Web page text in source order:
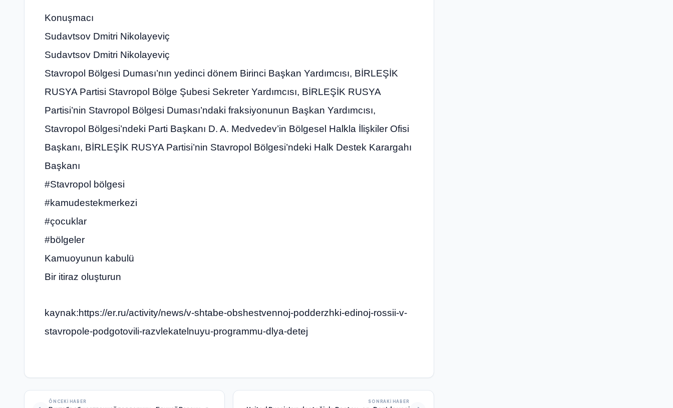
Konuşmacı
Sudavtsov Dmitri Nikolayeviç
Sudavtsov Dmitri Nikolayeviç
Stavropol Bölgesi Duması’nın yedinci dönem Birinci Başkan Yardımcısı, BİRLEŞİK
RUSYA Partisi Stavropol Bölge Şubesi Sekreter Yardımcısı, BİRLEŞİK RUSYA
Partisi’nin Stavropol Bölgesi Duması’ndaki fraksiyonunun Başkan Yardımcısı,
Stavropol Bölgesi’ndeki Parti Başkanı D. A. Medvedev’in Bölgesel Halkla İlişkiler Ofisi
Başkanı, BİRLEŞİK RUSYA Partisi’nin Stavropol Bölgesi’ndeki Halk Destek Karargahı
Başkanı
#Stavropol bölgesi
#kamudestekmerkezi
#çocuklar
#bölgeler
Kamuoyunun kabulü
Bir itiraz oluşturun
kaynak:https://er.ru/activity/news/v-shtabe-obshestvennoj-podderzhki-edinoj-rossii-v-
stavropole-podgotovili-razvlekatelnuyu-programmu-dlya-detej
ÖNCEKI HABER SONRAKI HABER